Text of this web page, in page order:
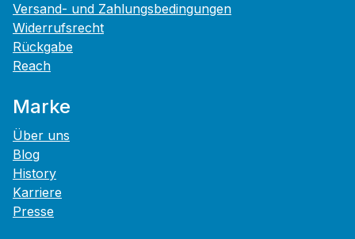
Versand- und Zahlungsbedingungen
Widerrufsrecht
Rückgabe
Reach
Marke
Über uns
Blog
History
Karriere
Presse